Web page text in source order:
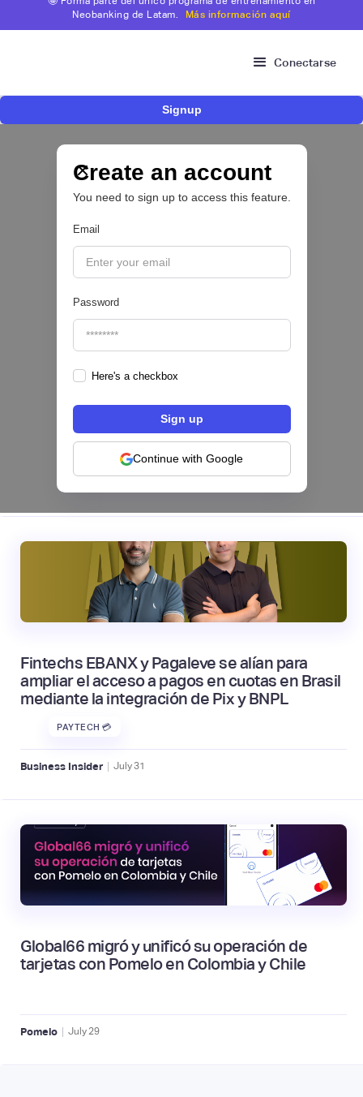
Neobanking de Latam.
Más información aquí
Conectarse
Signup
Create an account
You need to sign up to access this feature.
Email
Password
Here's a checkbox
Continue with Google
desde cuentas bancarias en México
OPEN FINANCE 🔑
pago de servicios desde su app en México
NEOBANCOS 📲
August
Fintechs EBANX y Pagaleve se alían para
ampliar el acceso a pagos en cuotas en Brasil
mediante la integración de Pix y BNPL
PAYTECH 💳
Business Insider | July31
Global66 migró y unificó su operación de
tarjetas con Pomelo en Colombia y Chile
Pomelo | July29